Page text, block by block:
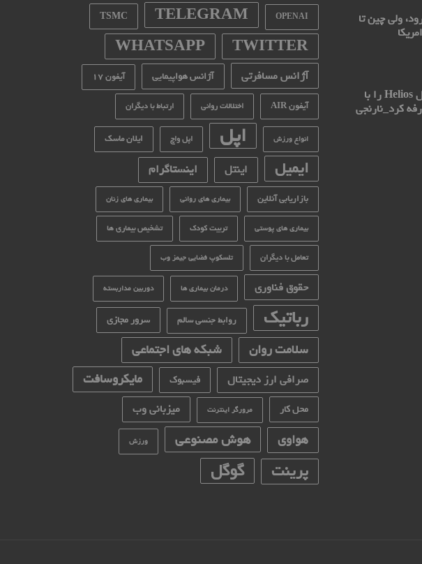
ولی چین تا
AMD پلتفرم رک-اسکیل Helios را با
کرد_نارنجی
OPENAI
TELEGRAM
TSMC
TWITTER
WHATSAPP
آژانس مسافرتی آژانس هواپیمایی آیفون 17
آیفون AIR اختلالات روانی ارتباط با دیگران
انواع ورزش اپل اپل واچ ایلان ماسک
ایمیل اینتل اینستاگرام
بازاریابی آنلاین بیماری های روانی بیماری های زنان
بیماری های پوستی تربیت کودک تشخیص بیماری ها
تعامل با دیگران تلسکوپ فضایی جیمز وب
حقوق فناوری درمان بیماری ها دوربین مداربسته
رباتیک روابط جنسی سالم سرور مجازی
سلامت روان شبکه های اجتماعی
صرافی ارز دیجیتال فیسبوک مایکروسافت
محل کار مرورگر اینترنت میزبانی وب
هواوی هوش مصنوعی ورزش
پرینت گوگل